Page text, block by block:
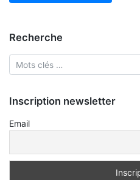
Recherche
Inscription newsletter
Email